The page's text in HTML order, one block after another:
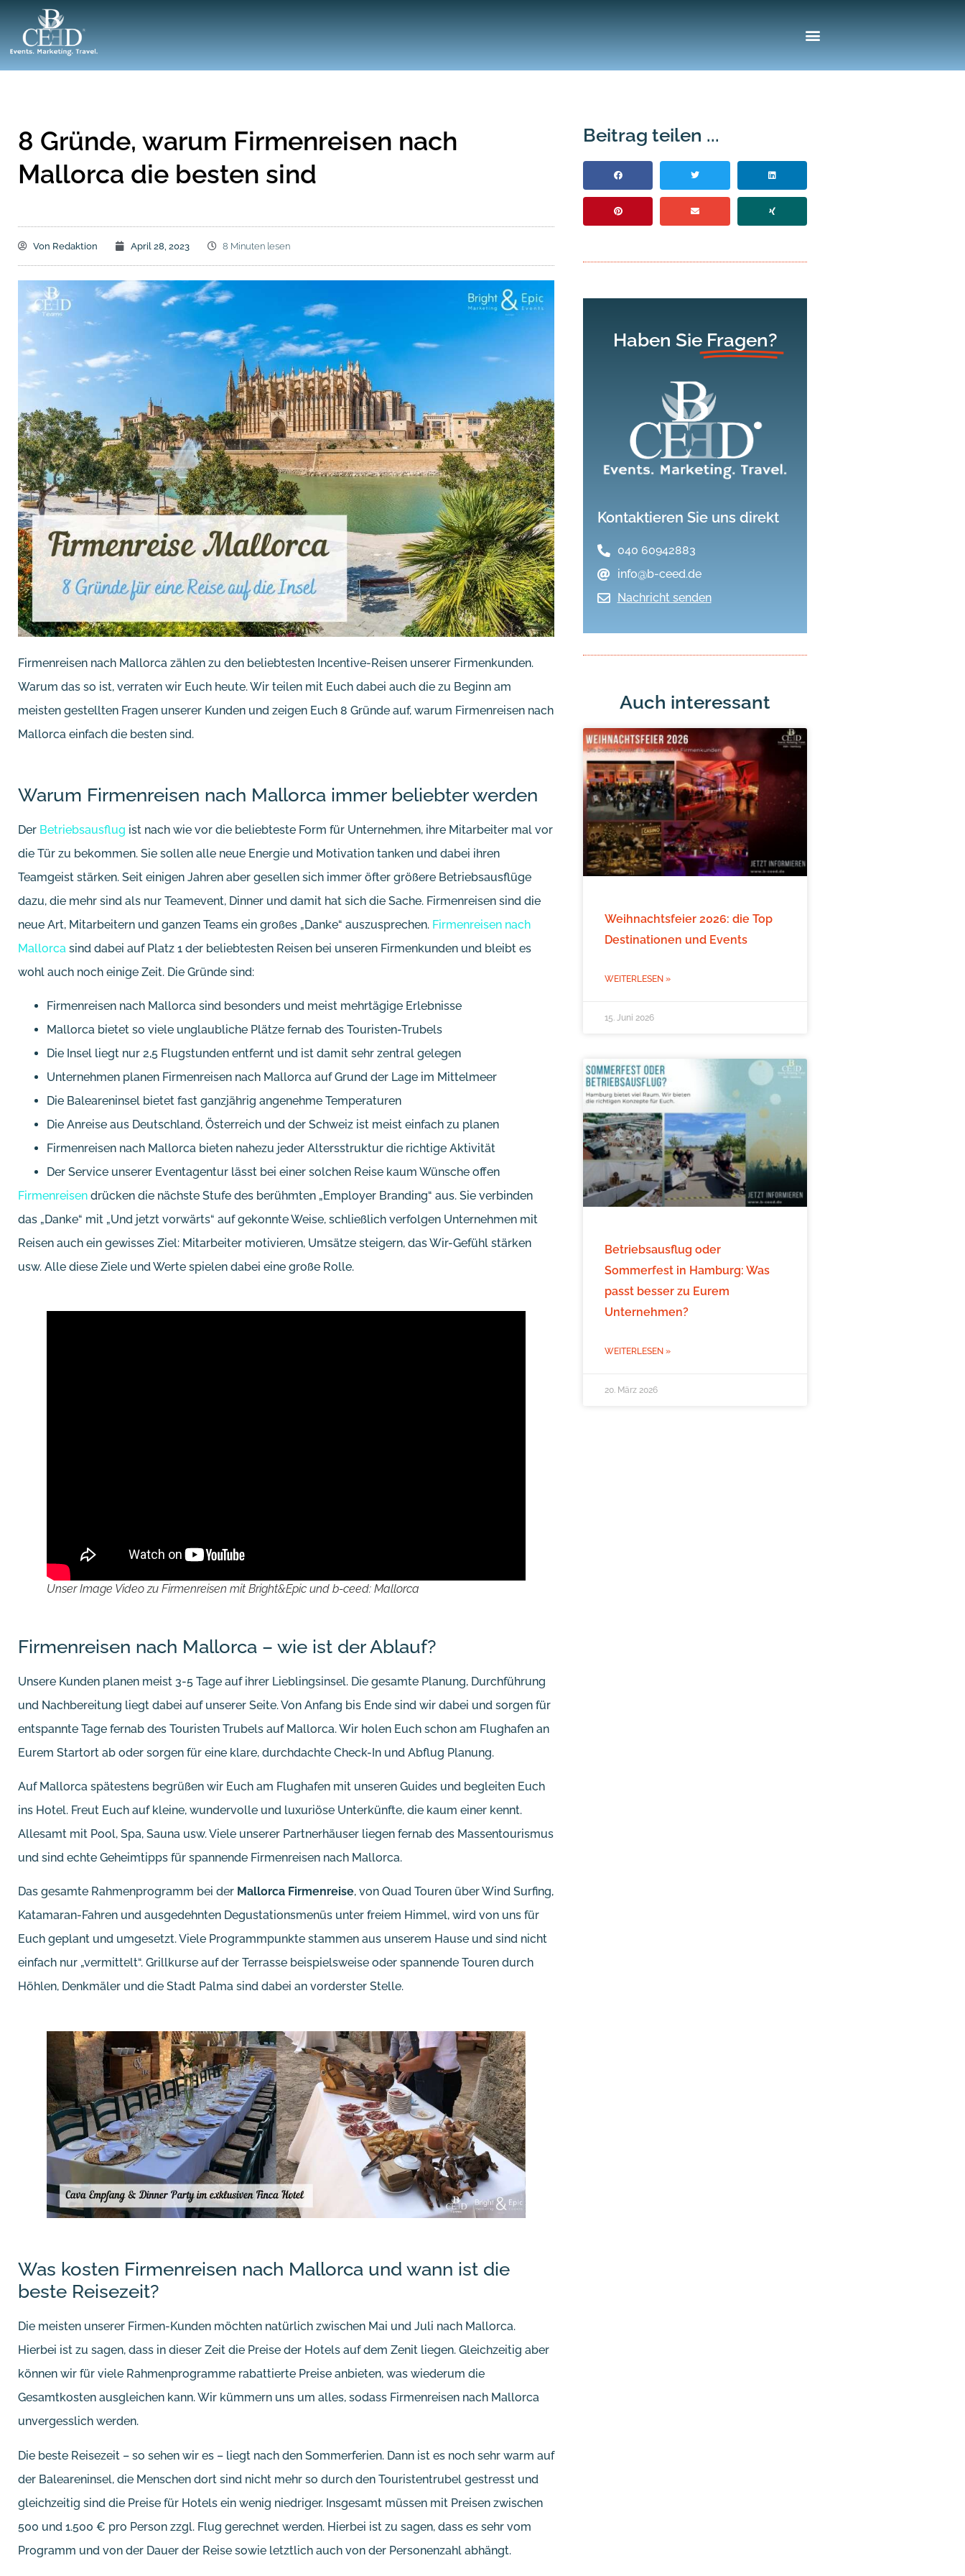
8 Gründe, warum Firmenreisen nach
Mallorca die besten sind
Von Redaktion April 28, 2023 8 Minuten lesen
Firmenreisen nach Mallorca zählen zu den beliebtesten Incentive-Reisen unserer Firmenkunden.
Warum das so ist, verraten wir Euch heute. Wir teilen mit Euch dabei auch die zu Beginn am
meisten gestellten Fragen unserer Kunden und zeigen Euch 8 Gründe auf, warum Firmenreisen nach
Mallorca einfach die besten sind.
Warum Firmenreisen nach Mallorca immer beliebter werden
Der Betriebsausflug ist nach wie vor die beliebteste Form für Unternehmen, ihre Mitarbeiter mal vor
die Tür zu bekommen. Sie sollen alle neue Energie und Motivation tanken und dabei ihren
Teamgeist stärken. Seit einigen Jahren aber gesellen sich immer öfter größere Betriebsausflüge
dazu, die mehr sind als nur Teamevent, Dinner und damit hat sich die Sache. Firmenreisen sind die
neue Art, Mitarbeitern und ganzen Teams ein großes „Danke“ auszusprechen. Firmenreisen nach
Mallorca sind dabei auf Platz 1 der beliebtesten Reisen bei unseren Firmenkunden und bleibt es
wohl auch noch einige Zeit. Die Gründe sind:
Firmenreisen nach Mallorca sind besonders und meist mehrtägige Erlebnisse
Mallorca bietet so viele unglaubliche Plätze fernab des Touristen-Trubels
Die Insel liegt nur 2,5 Flugstunden entfernt und ist damit sehr zentral gelegen
Unternehmen planen Firmenreisen nach Mallorca auf Grund der Lage im Mittelmeer
Die Baleareninsel bietet fast ganzjährig angenehme Temperaturen
Die Anreise aus Deutschland, Österreich und der Schweiz ist meist einfach zu planen
Firmenreisen nach Mallorca bieten nahezu jeder Altersstruktur die richtige Aktivität
Der Service unserer Eventagentur lässt bei einer solchen Reise kaum Wünsche offen
Firmenreisen drücken die nächste Stufe des berühmten „Employer Branding“ aus. Sie verbinden
das „Danke“ mit „Und jetzt vorwärts“ auf gekonnte Weise, schließlich verfolgen Unternehmen mit
Reisen auch ein gewisses Ziel: Mitarbeiter motivieren, Umsätze steigern, das Wir-Gefühl stärken
usw. Alle diese Ziele und Werte spielen dabei eine große Rolle.
Unser Image Video zu Firmenreisen mit Bright&Epic und b-ceed: Mallorca
Firmenreisen nach Mallorca – wie ist der Ablauf?
Unsere Kunden planen meist 3-5 Tage auf ihrer Lieblingsinsel. Die gesamte Planung, Durchführung
und Nachbereitung liegt dabei auf unserer Seite. Von Anfang bis Ende sind wir dabei und sorgen für
entspannte Tage fernab des Touristen Trubels auf Mallorca. Wir holen Euch schon am Flughafen an
Eurem Startort ab oder sorgen für eine klare, durchdachte Check-In und Abflug Planung.
Auf Mallorca spätestens begrüßen wir Euch am Flughafen mit unseren Guides und begleiten Euch
ins Hotel. Freut Euch auf kleine, wundervolle und luxuriöse Unterkünfte, die kaum einer kennt.
Allesamt mit Pool, Spa, Sauna usw. Viele unserer Partnerhäuser liegen fernab des Massentourismus
und sind echte Geheimtipps für spannende Firmenreisen nach Mallorca.
Das gesamte Rahmenprogramm bei der Mallorca Firmenreise, von Quad Touren über Wind Surfing,
Katamaran-Fahren und ausgedehnten Degustationsmenüs unter freiem Himmel, wird von uns für
Euch geplant und umgesetzt. Viele Programmpunkte stammen aus unserem Hause und sind nicht
einfach nur „vermittelt“. Grillkurse auf der Terrasse beispielsweise oder spannende Touren durch
Höhlen, Denkmäler und die Stadt Palma sind dabei an vorderster Stelle.
Was kosten Firmenreisen nach Mallorca und wann ist die
beste Reisezeit?
Die meisten unserer Firmen-Kunden möchten natürlich zwischen Mai und Juli nach Mallorca.
Hierbei ist zu sagen, dass in dieser Zeit die Preise der Hotels auf dem Zenit liegen. Gleichzeitig aber
können wir für viele Rahmenprogramme rabattierte Preise anbieten, was wiederum die
Gesamtkosten ausgleichen kann. Wir kümmern uns um alles, sodass Firmenreisen nach Mallorca
unvergesslich werden.
Die beste Reisezeit – so sehen wir es – liegt nach den Sommerferien. Dann ist es noch sehr warm auf
der Baleareninsel, die Menschen dort sind nicht mehr so durch den Touristentrubel gestresst und
gleichzeitig sind die Preise für Hotels ein wenig niedriger. Insgesamt müssen mit Preisen zwischen
500 und 1.500 € pro Person zzgl. Flug gerechnet werden. Hierbei ist zu sagen, dass es sehr vom
Programm und von der Dauer der Reise sowie letztlich auch von der Personenzahl abhängt.
Beitrag teilen ...
Haben Sie Fragen?
Kontaktieren Sie uns direkt
040 60942883
info@b-ceed.de
Nachricht senden
Auch interessant
Weihnachtsfeier 2026: die Top
Destinationen und Events
WEITERLESEN »
15. Juni 2026
Betriebsausflug oder
Sommerfest in Hamburg: Was
passt besser zu Eurem
Unternehmen?
WEITERLESEN »
20. März 2026